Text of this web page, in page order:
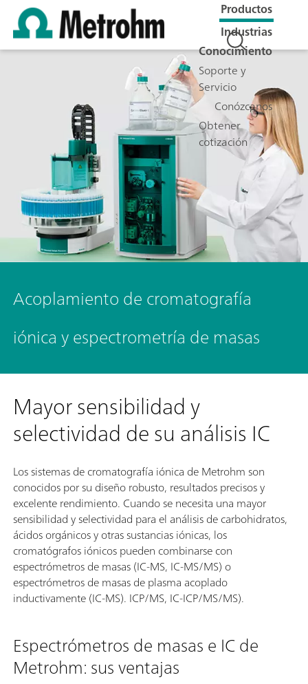
Productos
Industrias
Conocimiento
Soporte y
Servicio
Conózcanos
Obtener
cotización
Acoplamiento de cromatografía
iónica y espectrometría de masas
Mayor sensibilidad y
selectividad de su análisis IC
Los sistemas de cromatografía iónica de Metrohm son
conocidos por su diseño robusto, resultados precisos y
excelente rendimiento. Cuando se necesita una mayor
sensibilidad y selectividad para el análisis de carbohidratos,
ácidos orgánicos y otras sustancias iónicas, los
cromatógrafos iónicos pueden combinarse con
espectrómetros de masas (IC-MS, IC-MS/MS) o
espectrómetros de masas de plasma acoplado
inductivamente (IC-MS). ICP/MS, IC-ICP/MS/MS).
Espectrómetros de masas e IC de
Metrohm: sus ventajas